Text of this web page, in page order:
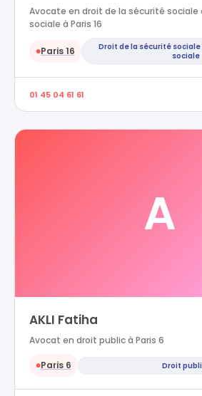
Avocate en droit de la sécurité
sociale à Paris 16
●Paris 16
Droit de la sécurité
sociale
01 45 04 61 61
A
AKLI Fatiha
Avocat en droit public à Paris 6
●Paris 6 Droit